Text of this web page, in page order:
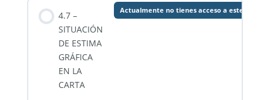
4.7 –
SITUACIÓN
DE ESTIMA
GRÁFICA
EN LA
CARTA
Actualmente no tienes acceso a este